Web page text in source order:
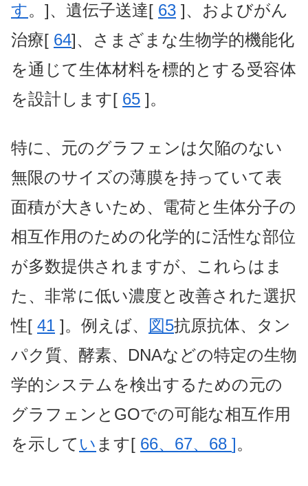
す。]、遺伝子送達[ 63 ]、およびがん
治療[ 64]、さまざまな生物学的機能化
を通じて生体材料を標的とする受容体
を設計します[ 65 ]。
特に、元のグラフェンは欠陥のない
無限のサイズの薄膜を持っていて表
面積が大きいため、電荷と生体分子の
相互作用のための化学的に活性な部位
が多数提供されますが、これらはま
た、非常に低い濃度と改善された選択
性[ 41 ]。例えば、 図5抗原抗体、タン
パク質、酵素、DNAなどの特定の生物
学的システムを検出するための元の
グラフェンとGOでの可能な相互作用
を示して い ます[ 66、67、68 ]。